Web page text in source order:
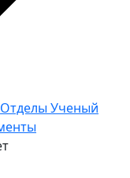
Отделы Ученый